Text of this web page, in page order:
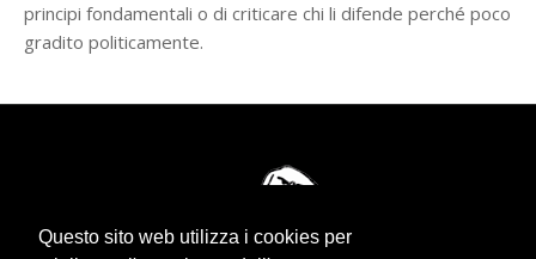
principi fondamentali o di criticare chi li difende perché poco
gradito politicamente.
Questo sito web utilizza i cookies per